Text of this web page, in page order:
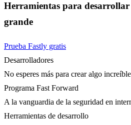
Herramientas para desarrollar
grande
Prueba Fastly gratis
Desarrolladores
No esperes más para crear algo increíble
Programa Fast Forward
A la vanguardia de la seguridad en
Herramientas de desarrollo